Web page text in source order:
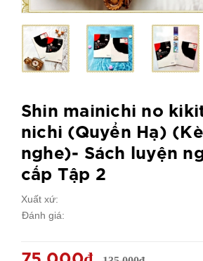
Shin mainichi no
nichi (Quyển Hạ)
nghe)- Sách luyện
cấp Tập 2
Xuất xứ:
Đánh giá: